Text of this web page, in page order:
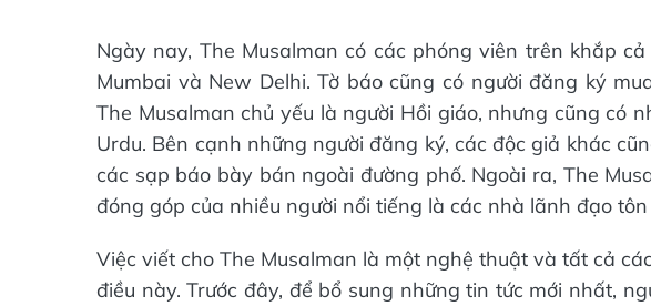
Ngày nay, The Musalman có các phóng viên trên khắp
Mumbai và New Delhi. Tờ báo cũng có người đăng ký
The Musalman chủ yếu là người Hồi giáo, nhưng cũng có
Urdu. Bên cạnh những người đăng ký, các độc giả khác
các sạp báo bày bán ngoài đường phố. Ngoài ra, The
đóng góp của nhiều người nổi tiếng là các nhà lãnh đạo
Việc viết cho The Musalman là một nghệ thuật và tất cả
điều này. Trước đây, để bổ sung những tin tức mới nhất,